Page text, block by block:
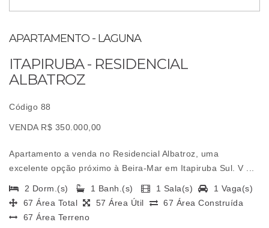
APARTAMENTO - LAGUNA
ITAPIRUBA - RESIDENCIAL
ALBATROZ
Código 88
VENDA R$ 350.000,00
Apartamento a venda no Residencial Albatroz, uma
excelente opção próximo à Beira-Mar em Itapiruba Sul. V ...
2 Dorm.(s) 1 Banh.(s) 1 Sala(s)
1 Vaga(s)
67 Área Total
57 Área Útil
67 Área Construída
67 Área Terreno